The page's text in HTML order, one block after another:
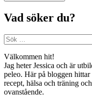
Vad söker du?
Sök
efter:
Välkommen hit!
Jag heter Jessica och är
peleo. Här på bloggen
recept, hälsa och träning
ovanstående.